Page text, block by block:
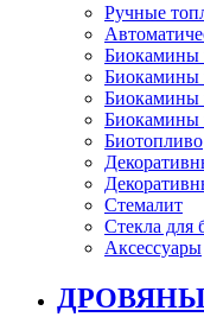
Ручные
Биокамины
Биокамины
Биокамины
Биокамины
Биотопливо
Стемалит
Стекла для
Аксессуары